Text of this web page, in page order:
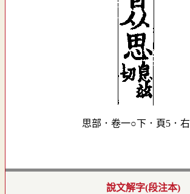
思部．卷一○下．頁5．右
說文解字(段注本)